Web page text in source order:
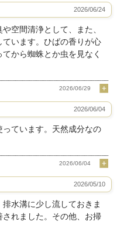
2026/06/24
空間清浄として、また、
います。ひばの香りが心
から蜘蛛とか虫を見なく
2026/06/29
2026/06/04
ています。天然成分なの
2026/06/04
2026/05/10
水溝に少し流しておきま
れました。その他、お掃